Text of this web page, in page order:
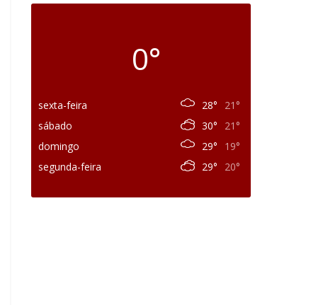
0°
sexta-feira 28°
21°
sábado
30°
21°
domingo
29°
19°
segunda-feira
29° 20°